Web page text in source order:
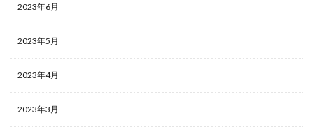
2023年6月
2023年5月
2023年4月
2023年3月